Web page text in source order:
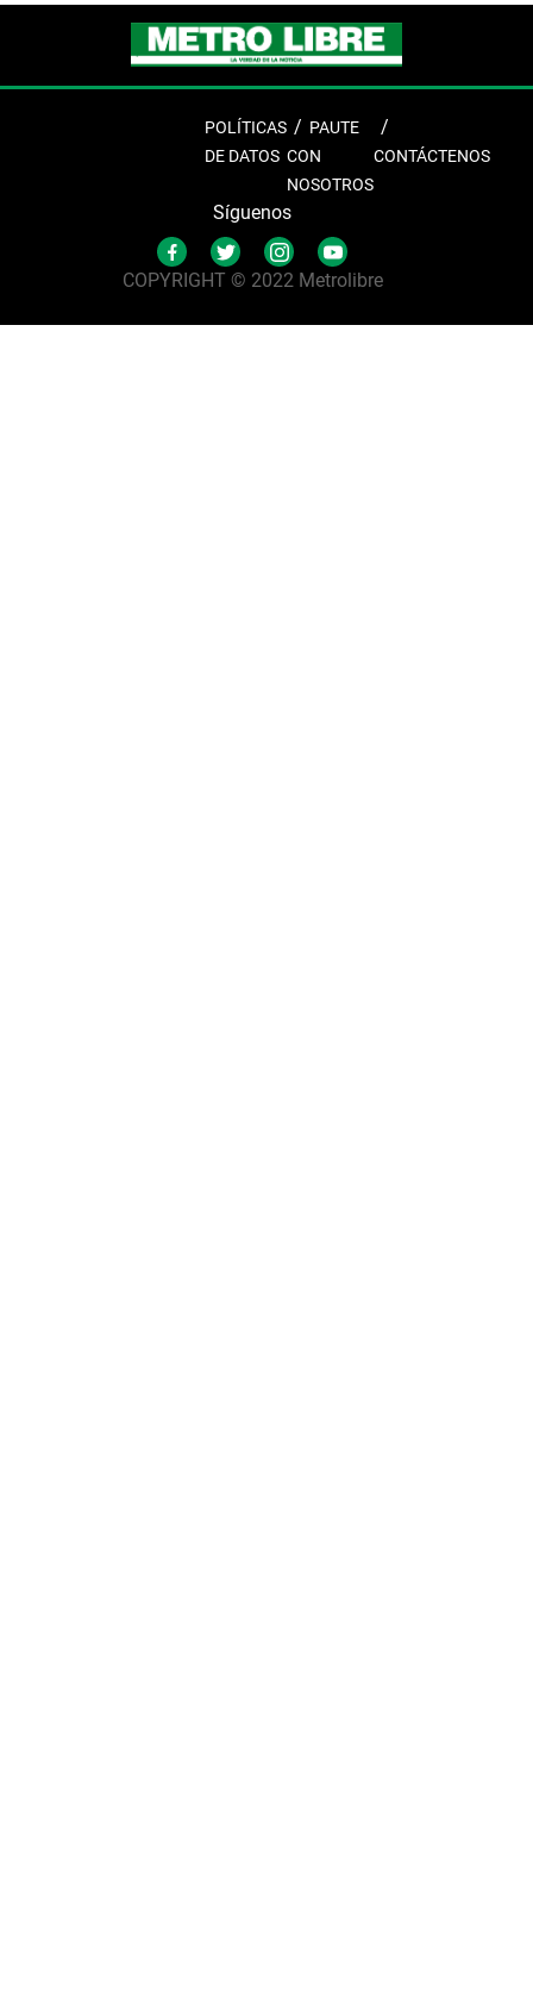
POLÍTICAS
DE DATOS
PAUTE
CON
NOSOTROS
CONTÁCTENOS
Síguenos
COPYRIGHT © 2022 Metrolibre